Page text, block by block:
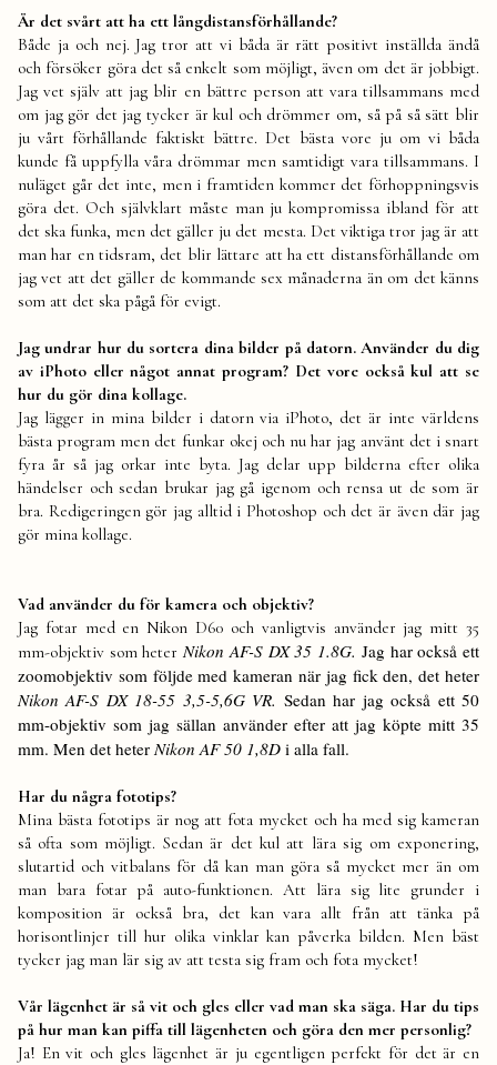
Är det svårt att ha ett långdistansförhållande?
Både ja och nej. Jag tror att vi båda är rätt positivt inställda ändå
och försöker göra det så enkelt som möjligt, även om det är jobbigt.
Jag vet själv att jag blir en bättre person att vara tillsammans med
om jag gör det jag tycker är kul och drömmer om, så på så sätt blir
ju vårt förhållande faktiskt bättre. Det bästa vore ju om vi båda
kunde få uppfylla våra drömmar men samtidigt vara tillsammans. I
nuläget går det inte, men i framtiden kommer det förhoppningsvis
göra det. Och självklart måste man ju kompromissa ibland för att
det ska funka, men det gäller ju det mesta. Det viktiga tror jag är att
man har en tidsram, det blir lättare att ha ett distansförhållande om
jag vet att det gäller de kommande sex månaderna än om det känns
som att det ska pågå för evigt.
Jag undrar hur du sortera dina bilder på datorn. Använder du dig
av iPhoto eller något annat program? Det vore också kul att se
hur du gör dina kollage.
Jag lägger in mina bilder i datorn via iPhoto, det är inte världens
bästa program men det funkar okej och nu har jag använt det i snart
fyra år så jag orkar inte byta. Jag delar upp bilderna efter olika
händelser och sedan brukar jag gå igenom och rensa ut de som är
bra. Redigeringen gör jag alltid i Photoshop och det är även där jag
gör mina kollage.
Vad använder du för kamera och objektiv?
Jag fotar med en Nikon D60 och vanligtvis använder jag mitt 35
mm-objektiv som heterNikon AF-S DX 35 1.8G. Jag har också ett
zoomobjektiv som följde med kameran när jag fick den, det heter
Nikon AF-S DX 18-55 3,5-5,6G VR. Sedan har jag också ett 50
mm-objektiv som jag sällan använder efter att jag köpte mitt 35
mm. Men det heterNikon AF 50 1,8D i alla fall.
Har du några fototips?
Mina bästa fototips är nog att fota mycket och ha med sig kameran
så ofta som möjligt. Sedan är det kul att lära sig om exponering,
slutartid och vitbalans för då kan man göra så mycket mer än om
man bara fotar på auto-funktionen. Att lära sig lite grunder i
komposition är också bra, det kan vara allt från att tänka på
horisontlinjer till hur olika vinklar kan påverka bilden. Men bäst
tycker jag man lär sig av att testa sig fram och fota mycket!
Vår lägenhet är så vit och gles eller vad man ska säga. Har du tips
på hur man kan piffa till lägenheten och göra den mer personlig?
Ja! En vit och gles lägenhet är ju egentligen perfekt för det är en